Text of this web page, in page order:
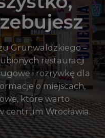
Grunwaldzkiego –
restauracji
i rozrywkę dla
o miejscach,
które warto
centrum Wrocławia.